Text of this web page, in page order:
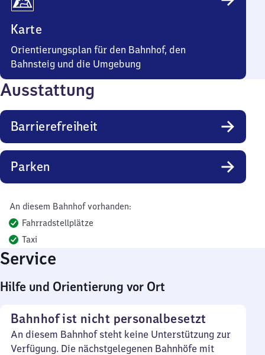
Karte
Orientierungsplan für den Bahnhof, den
Bahnsteig und die Umgebung
Ausstattung
Barrierefreiheit
Parken
An diesem Bahnhof vorhanden:
Fahrradstellplätze
Taxi
Service
Hilfe und Orientierung vor Ort
Bahnhof ist nicht personalbesetzt
An diesem Bahnhof steht keine Unterstützung zur
Verfügung. Die nächstgelegenen Bahnhöfe mit